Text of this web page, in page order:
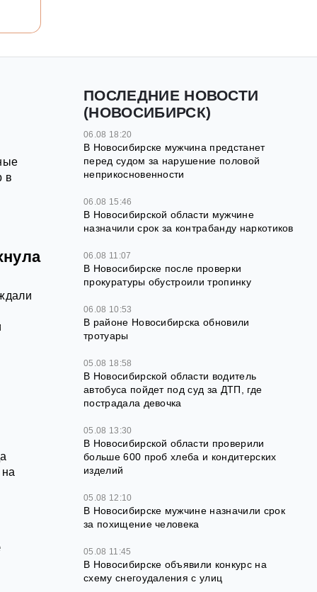
в
ПОСЛЕДНИЕ НОВОСТИ
(НОВОСИБИРСК)
06.08 18:20
В Новосибирске мужчина предстанет
перед судом за нарушение половой
неприкосновенности
06.08 15:46
В Новосибирской области мужчине
назначили срок за контрабанду наркотиков
06.08 11:07
В Новосибирске после проверки
прокуратуры обустроили тропинку
06.08 10:53
В районе Новосибирска обновили
тротуары
05.08 18:58
В Новосибирской области водитель
автобуса пойдет под суд за ДТП, где
пострадала девочка
05.08 13:30
В Новосибирской области проверили
больше 600 проб хлеба и кондитерских
изделий
05.08 12:10
В Новосибирске мужчине назначили срок
за похищение человека
05.08 11:45
В Новосибирске объявили конкурс на
схему снегоудаления с улиц